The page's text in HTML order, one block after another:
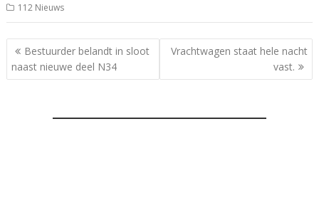
112 Nieuws
Bericht
navigatie
Bestuurder belandt in sloot
naast nieuwe deel N34
Vrachtwagen staat hele nacht
vast.